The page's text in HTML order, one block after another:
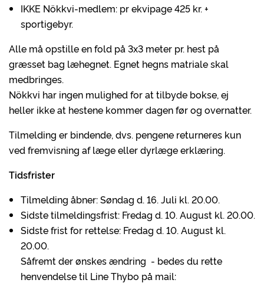
IKKE Nökkvi-medlem: pr ekvipage 425 kr. +
sportigebyr.
Alle må opstille en fold på 3x3 meter pr. hest på
græsset bag læhegnet. Egnet hegns matriale skal
medbringes.
Nökkvi har ingen mulighed for at tilbyde bokse, ej
heller ikke at hestene kommer dagen før og overnatter.
Tilmelding er bindende, dvs. pengene returneres kun
ved fremvisning af læge eller dyrlæge erklæring.
Tidsfrister
Tilmelding åbner: Søndag d. 16. Juli kl. 20.00.
Sidste tilmeldingsfrist: Fredag d. 10. August kl. 20.00.
Sidste frist for rettelse: Fredag d. 10. August kl.
20.00.
Såfremt der ønskes ændring - bedes du rette
henvendelse til Line Thybo på mail: